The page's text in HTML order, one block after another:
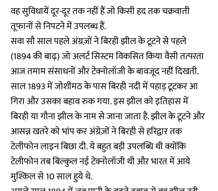
वह सुविधायें दूर-दूर तक नहीं हैं जो किसी हद तक चक्रवाती
तूफानों से निपटने में उपलब्ध हैं.
सवा सौ साल पहले अंग्रज़ों ने बिरही झील के टूटने से पहले
(1894 की बाढ़) जो अलर्ट सिस्टम विकसित किया वैसी तत्परता
आज तमाम संसाधनों और टेक्नोलॉजी के बावजूद नहीं दिखती.
साल 1893 में जोशीमठ के पास बिरही नदी में पहाड़ टूटकर आ
गिरा और उसका बहाव रुक गया. इस झील को इतिहास में
बिरही या गौना झील के नाम से जाना जाता है. झील के टूटने और
आसन्न खतरे को भांप कर अंग्रेज़ों ने बिरही से हरिद्वार तक
टेलीफोन लाइन बिछा दी. ये बहुत बड़ी उपलब्धि थी क्योंकि
टेलीफोन तब बिल्कुल नई टेक्नोलॉजी थी और भारत में आये
मुश्किल से 10 साल हुये थे.